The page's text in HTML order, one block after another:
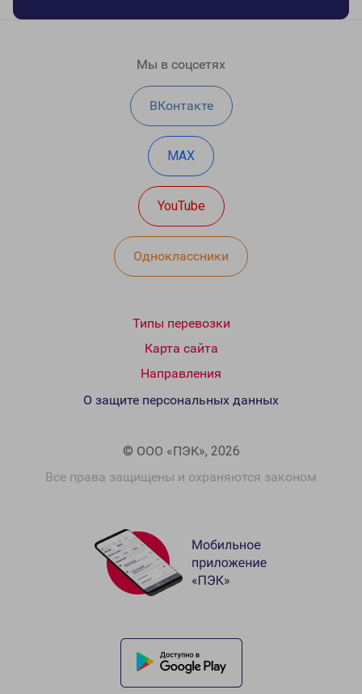
Мы в соцсетях
ВКонтакте
MAX
YouTube
Одноклассники
Типы перевозки
Карта сайта
Направления
© ООО «ПЭК», 2026
Все права защищены и охраняются законом
О защите персональных данных